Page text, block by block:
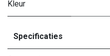
Kleur
Specificaties